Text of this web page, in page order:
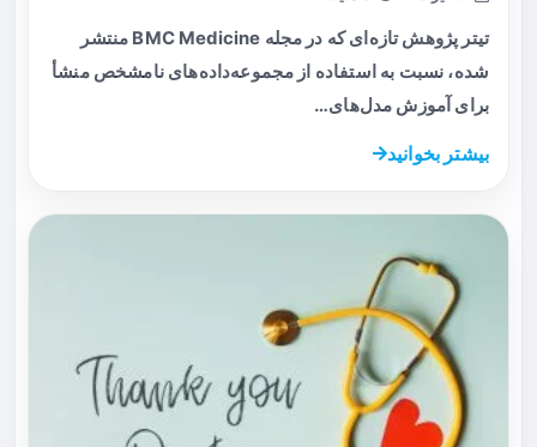
تیتر پژوهش تازه‌ای که در مجله BMC Medicine منتشر
شده، نسبت به استفاده از مجموعه‌داده‌های نامشخص منشأ
برای آموزش مدل‌های…
بیشتر بخوانید